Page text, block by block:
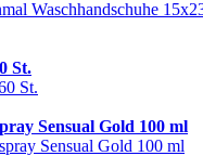
St.
Sensual Gold 100 ml